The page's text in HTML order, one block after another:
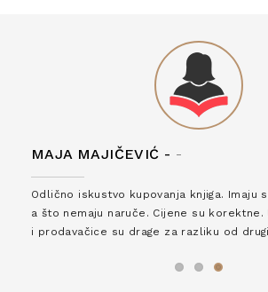
MAJA MAJIČEVIĆ - -
Odlično iskustvo kupovanja knjiga. Imaju
a što nemaju naruče. Cijene su korektne.
i prodavačice su drage za razliku od